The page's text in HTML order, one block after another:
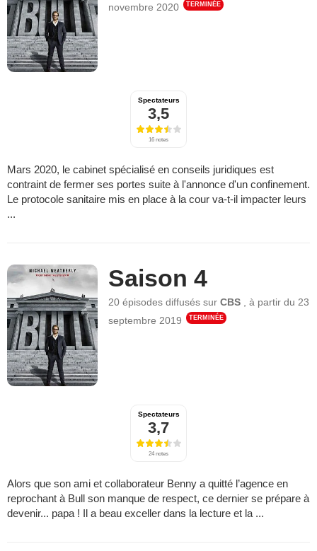
novembre 2020
TERMINÉE
Spectateurs
3,5
16 notes
Mars 2020, le cabinet spécialisé en conseils juridiques est
contraint de fermer ses portes suite à l'annonce d'un confinement.
Le protocole sanitaire mis en place à la cour va-t-il impacter leurs
...
Saison 4
20 épisodes diffusés surCBS ,à partir du23
septembre 2019
TERMINÉE
Spectateurs
3,7
24 notes
Alors que son ami et collaborateur Benny a quitté l’agence en
reprochant à Bull son manque de respect, ce dernier se prépare à
devenir... papa ! Il a beau exceller dans la lecture et la ...